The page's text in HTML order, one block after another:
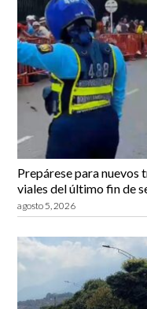
Prepárese para nuevos
viales del último fin de
agosto 5, 2026